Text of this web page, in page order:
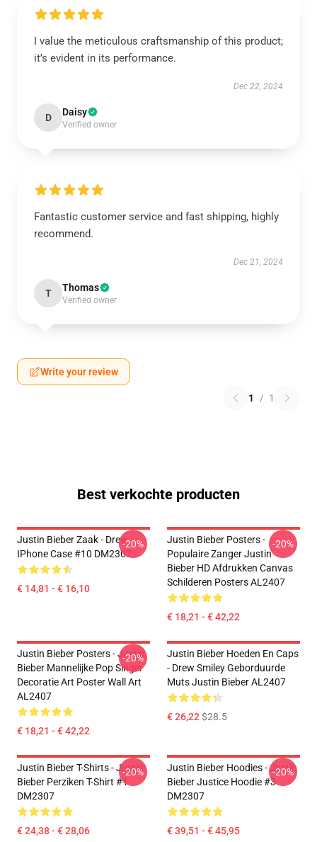
I value the meticulous craftsmanship of this product;
it’s evident in its performance.
Dec 22, 2024
D Daisy
Verified owner
Fantastic customer service and fast shipping, highly
recommend.
Dec 21, 2024
T Thomas
Verified owner
Write your review
1 / 1
Best verkochte producten
Justin Bieber Zaak - Drew
IPhone Case #10 DM2307
€ 14,81 - € 16,10
-20%
Justin Bieber Posters -
Populaire Zanger Justin
Bieber HD Afdrukken Canvas
Schilderen Posters AL2407
€ 18,21 - € 42,22
-20%
Justin Bieber Posters - Justin
Bieber Mannelijke Pop Singer
Decoratie Art Poster Wall Art
AL2407
€ 18,21 - € 42,22
-20%
Justin Bieber Hoeden En Caps
- Drew Smiley Geborduurde
Muts Justin Bieber AL2407
€ 26,22$28.5
Justin Bieber T-Shirts - Justin
Bieber Perziken T-Shirt #1
DM2307
€ 24,38 - € 28,06
-20%
Justin Bieber Hoodies - Justin
Bieber Justice Hoodie #3
DM2307
€ 39,51 - € 45,95
-20%